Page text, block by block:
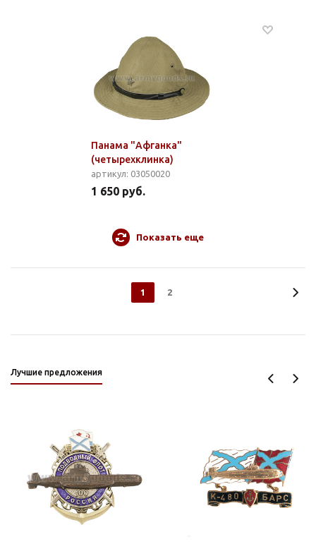
Панама "Афганка"
(четырехклинка)
артикул: 03050020
1 650 руб.
Показать еще
1 2
Лучшие предложения